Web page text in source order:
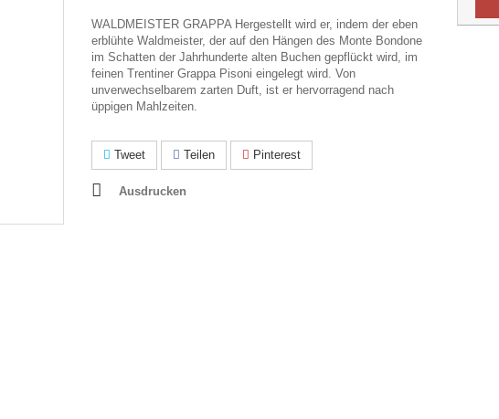
WALDMEISTER GRAPPA Hergestellt wird er, indem der eben
erblühte Waldmeister, der auf den Hängen des Monte Bondone
im Schatten der Jahrhunderte alten Buchen gepflückt wird, im
feinen Trentiner Grappa Pisoni eingelegt wird. Von
unverwechselbarem zarten Duft, ist er hervorragend nach
üppigen Mahlzeiten.
Tweet Teilen Pinterest
Ausdrucken